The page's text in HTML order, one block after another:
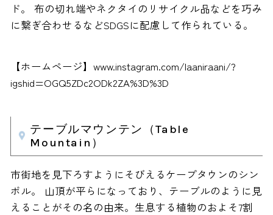
ド。 布の切れ端やネクタイのリサイクル品などを巧み
に繋ぎ合わせるなどSDGSに配慮して作られている。
【ホームページ】www.instagram.com/laaniraani/?
igshid=OGQ5ZDc2ODk2ZA%3D%3D
テーブルマウンテン（Table
Mountain）
市街地を見下ろすようにそびえるケープタウンのシン
ボル。 山頂が平らになっており、テーブルのように見
えることがその名の由来。生息する植物のおよそ7割